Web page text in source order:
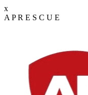
x
A PR E S C U E